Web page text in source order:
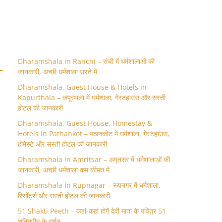
Dharamshala in Ranchi – रांची में धर्मशालाओं की
जानकारी, अच्छी धर्मशाला सस्ते में
Dharamshala, Guest House & Hotels in
Kapurthala – कपूरथला में धर्मशाला, गेस्टहाउस और सस्ती
होटल की जानकारी
Dharamshala, Guest House, Homestay &
Hotels in Pathankot – पठानकोट में धर्मशाला, गेस्टहाउस,
होमेस्टे और सस्ती होटल की जानकारी
Dharamshala in Amritsar – अमृतसर में धर्मशालाओं की
जानकारी, अच्छी धर्मशाला कम कीमत में
Dharamshala In Rupnagar – रूपनगर में धर्मशाला,
रिसॉर्ट्स और सस्ती होटल की जानकारी
51 Shakti Peeth – कहां-कहां होगें देवी माता के पवित्र 51